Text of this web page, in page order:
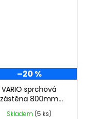
–20 %
VARIO sprchová
zástěna 800mm
tmavé sklo GX1380
Skladem (5 ks)